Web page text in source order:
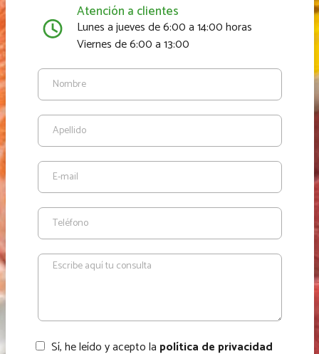
Atención a clientes
Lunes a jueves de 6:00 a 14:00 horas
Viernes de 6:00 a 13:00
Sí, he leído y acepto la política de privacidad